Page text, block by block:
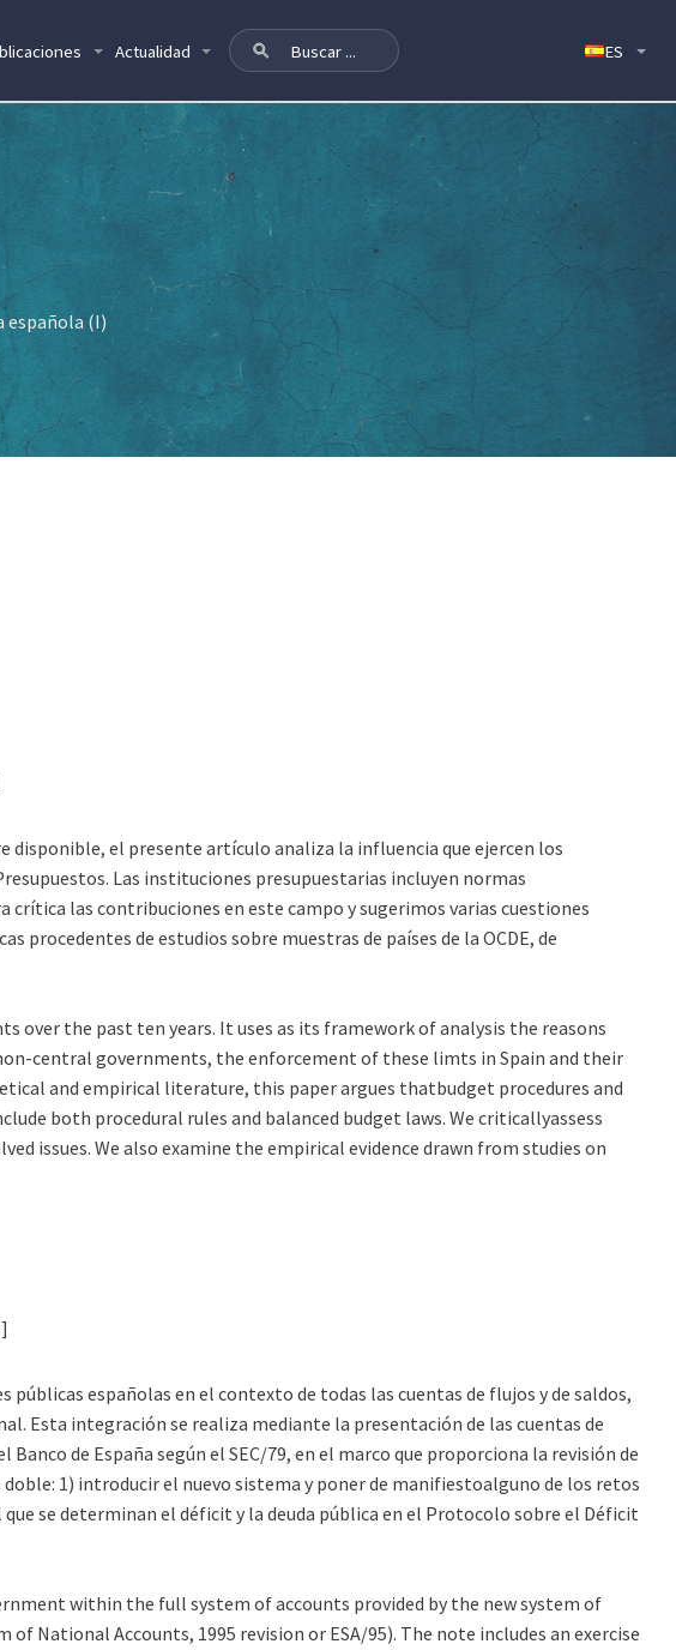
Actualidad
española (I)
disponible, el presente artículo analiza la influencia que ejercen los
Las instituciones presupuestarias incluyen normas
las contribuciones en este campo y sugerimos varias cuestiones
procedentes de estudios sobre muestras de países de la OCDE, de
over the past ten years. It uses as its framework of analysis the reasons
central governments, the enforcement of these limts in Spain and their
and empirical literature, this paper argues thatbudget procedures and
both procedural rules and balanced budget laws. We criticallyassess
issues. We also examine the empirical evidence drawn from studies on
españolas en el contexto de todas las cuentas de flujos y de saldos,
Esta integración se realiza mediante la presentación de las cuentas de
de España según el SEC/79, en el marco que proporciona la revisión de
1) introducir el nuevo sistema y poner de manifiestoalguno de los retos
se determinan el déficit y la deuda pública en el Protocolo sobre el Déficit
within the full system of accounts provided by the new system of
National Accounts, 1995 revision or ESA/95). The note includes an exercise